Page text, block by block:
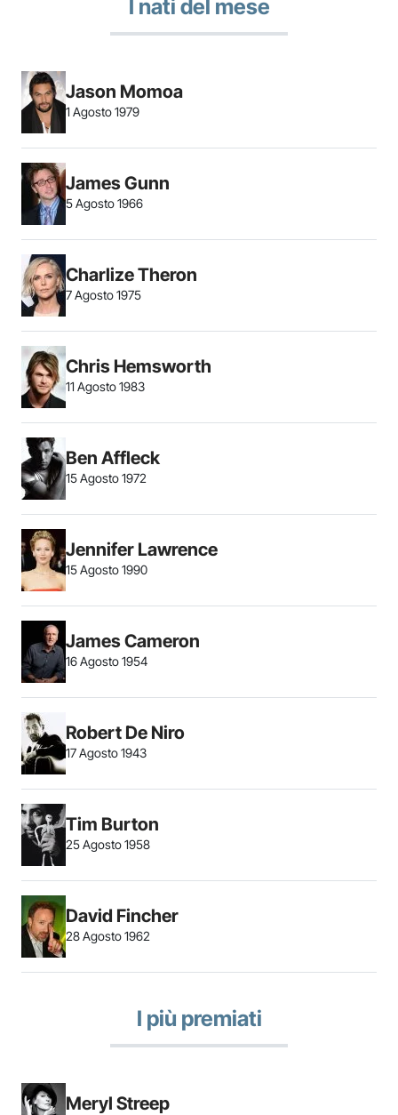
I nati del mese
Jason Momoa
1 Agosto 1979
James Gunn
5 Agosto 1966
Charlize Theron
7 Agosto 1975
Chris Hemsworth
11 Agosto 1983
Ben Affleck
15 Agosto 1972
Jennifer Lawrence
15 Agosto 1990
James Cameron
16 Agosto 1954
Robert De Niro
17 Agosto 1943
Tim Burton
25 Agosto 1958
David Fincher
28 Agosto 1962
I più premiati
Meryl Streep